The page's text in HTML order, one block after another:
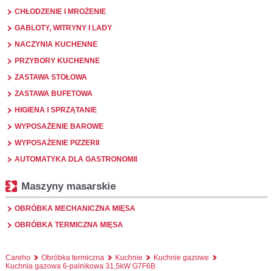
CHŁODZENIE I MROŻENIE
GABLOTY, WITRYNY I LADY
NACZYNIA KUCHENNE
PRZYBORY KUCHENNE
ZASTAWA STOŁOWA
ZASTAWA BUFETOWA
HIGIENA I SPRZĄTANIE
WYPOSAŻENIE BAROWE
WYPOSAŻENIE PIZZERII
AUTOMATYKA DLA GASTRONOMII
Maszyny masarskie
OBRÓBKA MECHANICZNA MIĘSA
OBRÓBKA TERMICZNA MIĘSA
Careho Obróbka termiczna Kuchnie
Kuchnie gazowe
Kuchnia gazowa 6-palnikowa 31,5kW G7F6B